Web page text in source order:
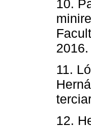
10.
11.
12.